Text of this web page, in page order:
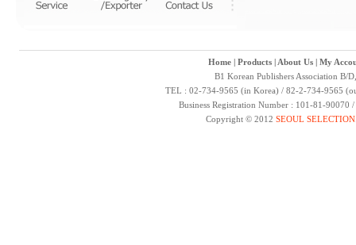
Home| Products| About Us| My
B1 Korean Publishers Association B/
TEL : 02-734-9565 (in Korea) / 82-2-734-9565
Business Registration Number : 101-81-
Copyright © 2012 SEOUL SELECTION